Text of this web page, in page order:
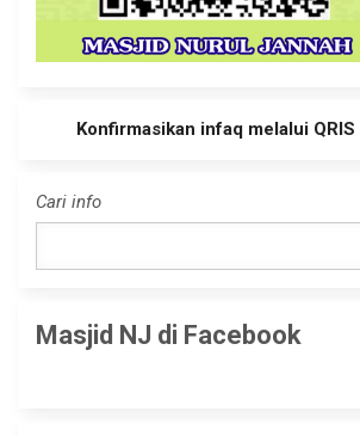
Konfirmasikan infaq melalui
Cari info
Masjid NJ di Facebook